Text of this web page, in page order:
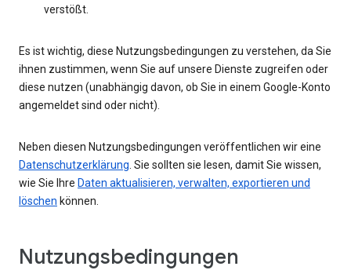
verstößt.
Es ist wichtig, diese Nutzungsbedingungen zu verstehen, da Sie
ihnen zustimmen, wenn Sie auf unsere Dienste zugreifen oder
diese nutzen (unabhängig davon, ob Sie in einem Google-Konto
angemeldet sind oder nicht).
Neben diesen Nutzungsbedingungen veröffentlichen wir eine
Datenschutzerklärung . Sie sollten sie lesen, damit Sie wissen,
wie Sie Ihre Daten aktualisieren, verwalten, exportieren und
löschen können.
Nutzungsbedingungen